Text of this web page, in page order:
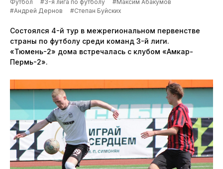
Футбол
#3-я лига по футболу
#Максим Абакумов
#Андрей Дернов
#Степан Буйских
Состоялся 4-й тур в межрегиональном первенстве
страны по футболу среди команд 3-й лиги.
«Тюмень-2» дома встречалась с клубом «Амкар-
Пермь-2».